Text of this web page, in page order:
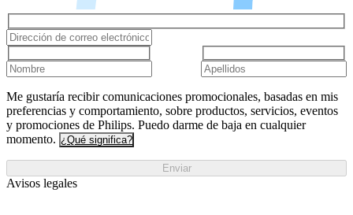
Me gustaría recibir comunicaciones promocionales, basadas en mis
preferencias y comportamiento, sobre productos, servicios, eventos
y promociones de Philips. Puedo darme de baja en cualquier
momento. ¿Qué significa?
Enviar
Avisos legales